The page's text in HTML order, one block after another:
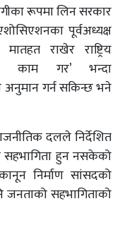
रूपमा लिन सरकार
पूर्वअध्यक्ष
राखेर राष्ट्रिय
काम गर’ भन्दा
अनुमान गर्न सकिन्छ भने
दलले निर्देशित
सहभागिता हुन नसकेको
निर्माण सांसदको
जनताको सहभागिताको